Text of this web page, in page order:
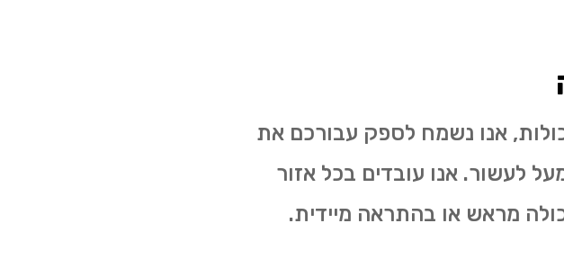
אנו נשמח לספק עבורכם את
לעשור. אנו עובדים בכל אזור
מראש או בהתראה מיידית.